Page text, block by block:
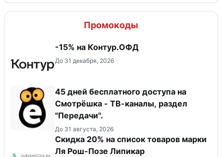
Промокоды
-15% на Контур.ОФД
До 31 декабря, 2026
45 дней бесплатного доступа на
Смотрёшка - ТВ-каналы, раздел
"Передачи".
До 31 августа, 2026
Скидка 20% на список товаров марки
Ля Рош-Позе Липикар